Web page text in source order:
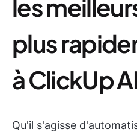
les
plus
à ClickUp
Qu'il s'agisse